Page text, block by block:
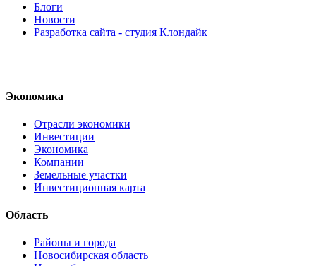
Блоги
Новости
Разработка сайта - студия Клондайк
Экономика
Отрасли экономики
Инвестиции
Экономика
Компании
Земельные участки
Инвестиционная карта
Область
Районы и города
Новосибирская область